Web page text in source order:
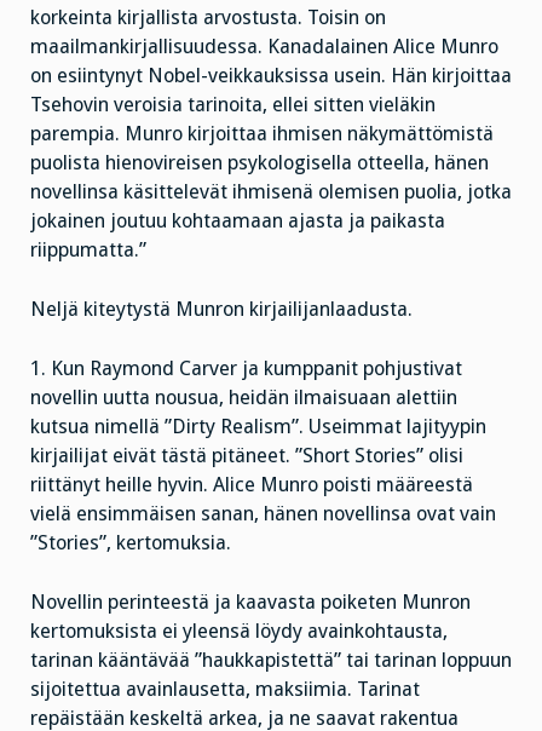
korkeinta kirjallista arvostusta. Toisin on
maailmankirjallisuudessa. Kanadalainen Alice Munro
on esiintynyt Nobel-veikkauksissa usein. Hän kirjoittaa
Tsehovin veroisia tarinoita, ellei sitten vieläkin
parempia. Munro kirjoittaa ihmisen näkymättömistä
puolista hienovireisen psykologisella otteella, hänen
novellinsa käsittelevät ihmisenä olemisen puolia, jotka
jokainen joutuu kohtaamaan ajasta ja paikasta
riippumatta.”
Neljä kiteytystä Munron kirjailijanlaadusta.
1. Kun Raymond Carver ja kumppanit pohjustivat
novellin uutta nousua, heidän ilmaisuaan alettiin
kutsua nimellä ”Dirty Realism”. Useimmat lajityypin
kirjailijat eivät tästä pitäneet. ”Short Stories” olisi
riittänyt heille hyvin. Alice Munro poisti määreestä
vielä ensimmäisen sanan, hänen novellinsa ovat vain
”Stories”, kertomuksia.
Novellin perinteestä ja kaavasta poiketen Munron
kertomuksista ei yleensä löydy avainkohtausta,
tarinan kääntävää ”haukkapistettä” tai tarinan loppuun
sijoitettua avainlausetta, maksiimia. Tarinat
repäistään keskeltä arkea, ja ne saavat rakentua